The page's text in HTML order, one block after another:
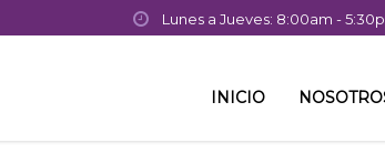
Lunes a Jueves: 8:00am -
INICIO